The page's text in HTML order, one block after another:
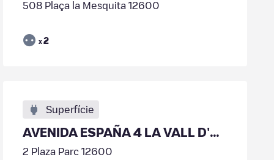
508 Plaça la Mesquita 12600
x 2
Superfície
AVENIDA ESPAÑA 4 LA VALL D'UIXO - 01
2 Plaza Parc 12600